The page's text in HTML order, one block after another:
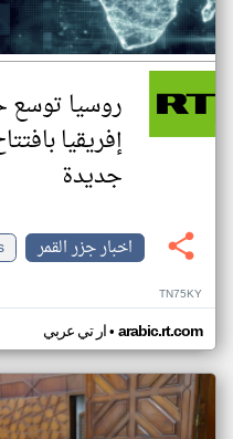
روسيا توسع
جديدة
اخبار جزر القمر
TN75KY
ار تي عربي• arabic.rt.com